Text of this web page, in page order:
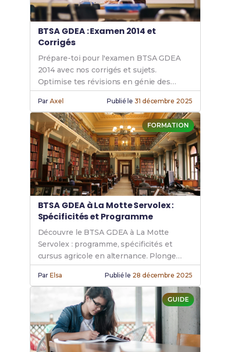
BTSA GDEA : Examen 2014 et
Corrigés
Prépare-toi pour l'examen BTSA GDEA
2014 avec nos corrigés et sujets.
Optimise tes révisions en génie des
équipements agricoles. Ne manque pas
cette ressource essentielle.
ParAxel Publié le31 décembre 2025
FORMATION
BTSA GDEA à La Motte Servolex :
Spécificités et Programme
Découvre le BTSA GDEA à La Motte
Servolex : programme, spécificités et
cursus agricole en alternance. Plonge
dans ta formation agricole avec ce guide
complet des études BTSA GDEA.
ParElsa Publié le 28 décembre 2025
GUIDE